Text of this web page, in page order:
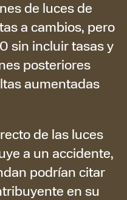
de luces de
a cambios, pero
sin incluir tasas y
posteriores
aumentadas
de las luces
a un accidente,
podrían citar
en su